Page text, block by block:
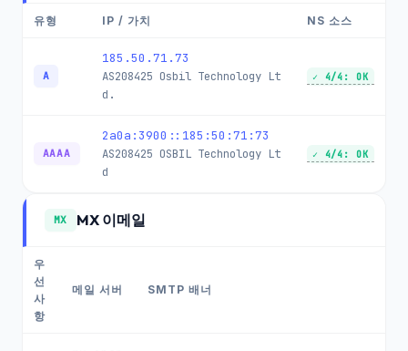
유형 IP / 가치 NS 소스
A
185.50.71.73
AS208425 Osbil Technology Lt
d.
✓ 4/4: OK
AAAA
2a0a:3900::185:50:71:73
AS208425 OSBIL Technology Lt
d
✓ 4/4: OK
MX MX 이메일
우
선
사
항
메일 서버 SMTP 배너